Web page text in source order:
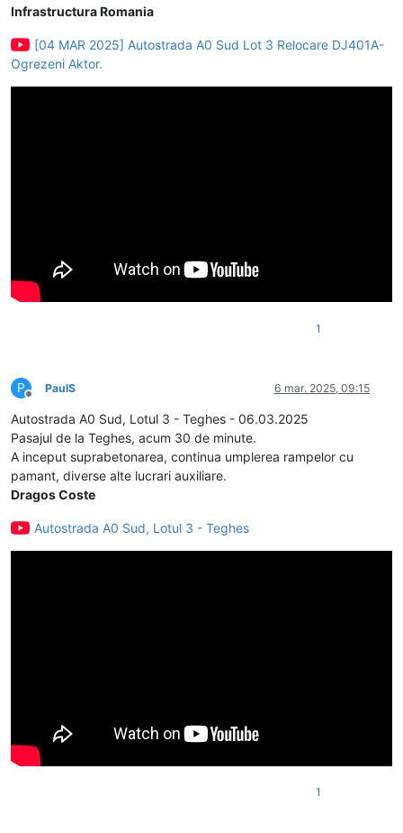
Infrastructura Romania
[04 MAR 2025] Autostrada A0 Sud Lot 3 Relocare DJ401A-
Ogrezeni Aktor.
1
P
Deconectat
PaulS 6 mar. 2025, 09:15
Autostrada A0 Sud, Lotul 3 - Teghes - 06.03.2025
Pasajul de la Teghes, acum 30 de minute.
A inceput suprabetonarea, continua umplerea rampelor cu
pamant, diverse alte lucrari auxiliare.
Dragos Coste
Autostrada A0 Sud, Lotul 3 - Teghes
1